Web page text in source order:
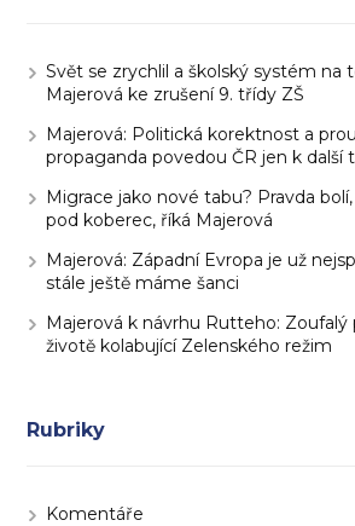
Svět se zrychlil a školský systém na
Majerová ke zrušení 9. třídy ZŠ
Majerová: Politická korektnost a
propaganda povedou ČR jen k další
Migrace jako nové tabu? Pravda
pod koberec, říká Majerová
Majerová: Západní Evropa je už
stále ještě máme šanci
Majerová k návrhu Rutteho: Zoufalý
životě kolabující Zelenského režim
Rubriky
Komentáře